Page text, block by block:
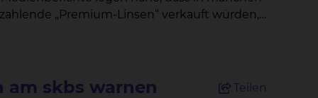
„Premium-Linsen“ verkauft würden,
Operation, denn jeder Mensch erleidet
am skbs warnen
Teilen